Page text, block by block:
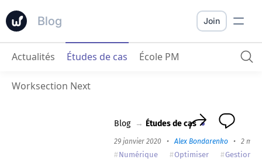
Blog
COXO Digital : La manière dont nous sommes passés de Basecamp à Worksection
Join
Actualités Études de cas École PM
Worksection Next
Blog → Études de cas
29 janvier 2020 •Alex Bondarenko • 2 min
Numérique Optimiser Gestion